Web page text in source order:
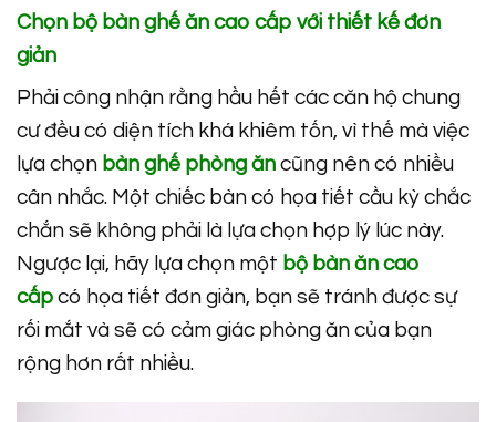
Chọn bộ bàn ghế ăn cao cấp với thiết kế đơn
giản
Phải công nhận rằng hầu hết các căn hộ chung
cư đều có diện tích khá khiêm tốn, vì thế mà việc
lựa chọn bàn ghế phòng ăn cũng nên có nhiều
cân nhắc. Một chiếc bàn có họa tiết cầu kỳ chắc
chắn sẽ không phải là lựa chọn hợp lý lúc này.
Ngược lại, hãy lựa chọn một bộ bàn ăn cao
cấp có họa tiết đơn giản, bạn sẽ tránh được sự
rối mắt và sẽ có cảm giác phòng ăn của bạn
rộng hơn rất nhiều.